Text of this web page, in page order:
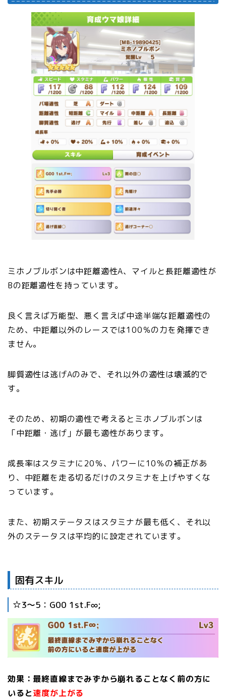
ミホノブルボンは中距離適性A、マイルと長距離適性が
Bの距離適性を持っています。
良く言えば万能型、悪く言えば中途半端な距離適性の
ため、中距離以外のレースでは100％の力を発揮でき
ません。
脚質適性は逃げAのみで、それ以外の適性は壊滅的で
す。
そのため、初期の適性で考えるとミホノブルボンは
「中距離・逃げ」が最も適性があります。
成長率はスタミナに20％、パワーに10％の補正があ
り、中距離を走る切るだけのスタミナを上げやすくな
っています。
また、初期ステータスはスタミナが最も低く、それ以
外のステータスは平均的に設定されています。
固有スキル
☆3〜5：G00 1st.F∞;
効果：最終直線までみずから崩れることなく前の方に
いると速度が上がる